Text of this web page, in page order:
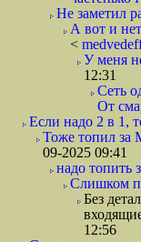
Не заметил
А вот и
<
У меня
12:31
Сеть
От
Если надо 2 в 1,
Тоже топил за
09-2025 09:41
надо топить
Слишком
Без
12:56